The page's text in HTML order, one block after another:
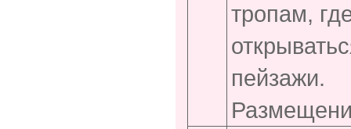
тропам,
пейзажи.